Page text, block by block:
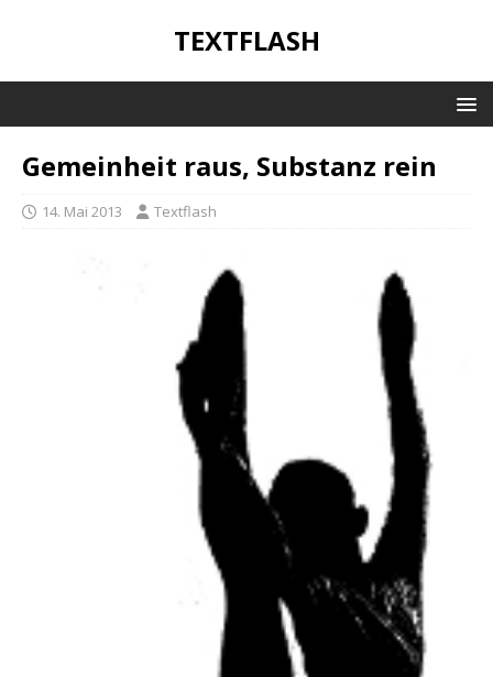
TEXTFLASH
Gemeinheit raus, Substanz rein
14. Mai 2013 Textflash